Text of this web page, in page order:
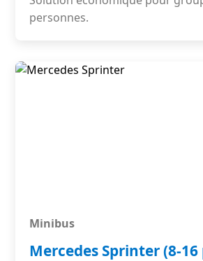
personnes.
Minibus
Mercedes Sprinter (8-16